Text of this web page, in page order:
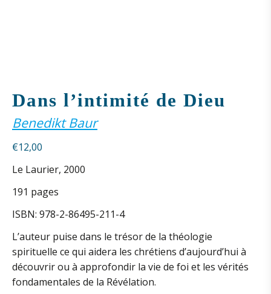
Dans l’intimité de Dieu
Benedikt Baur
€12,00
Le Laurier, 2000
191 pages
ISBN: 978-2-86495-211-4
L’auteur puise dans le trésor de la théologie
spirituelle ce qui aidera les chrétiens d’aujourd’hui à
découvrir ou à approfondir la vie de foi et les vérités
fondamentales de la Révélation.